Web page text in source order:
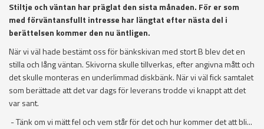
Stiltje och väntan har präglat den sista månaden. För er som
med förväntansfullt intresse har längtat efter nästa del i
berättelsen kommer den nu äntligen.
När vi väl hade bestämt oss för bänkskivan med stort B blev det en
stilla och lång väntan. Skivorna skulle tillverkas, efter angivna mått och
det skulle monteras en underlimmad diskbänk. När vi väl fick samtalet
som berättade att det var dags för leverans trodde vi knappt att det
var sant.
- Tänk om vi mätt fel och vem står för det och hur kommer det att bli...